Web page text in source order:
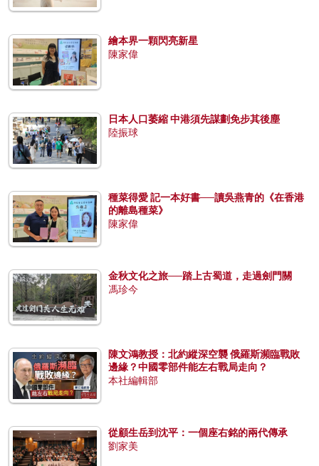
繪本界一顆閃亮新星
陳家偉
日本人口萎縮 中港須先謀劃免步其後塵
陸振球
種菜得愛 記一本好書──讀吳燕青的《在香港
的離島種菜》
陳家偉
金秋文化之旅──踏上古蜀道，走過劍門關
馮珍今
陳文鴻教授：北約縱深空襲 俄羅斯瀕臨戰敗
邊緣？中國零部件能左右戰局走向？
本社編輯部
從顧生岳到沈平：一個座右銘的兩代傳承
劉家美